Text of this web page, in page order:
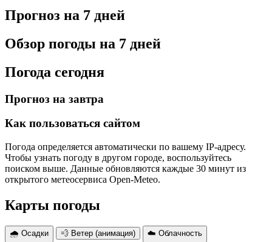
Прогноз на 7 дней
Обзор погоды на 7 дней
Погода сегодня
Прогноз на завтра
Как пользоваться сайтом
Погода определяется автоматически по вашему IP-адресу.
Чтобы узнать погоду в другом городе, воспользуйтесь
поиском выше. Данные обновляются каждые 30 минут из
открытого метеосервиса Open-Meteo.
Карты погоды
🌧 Осадки 💨 Ветер (анимация)
☁️ Облачность